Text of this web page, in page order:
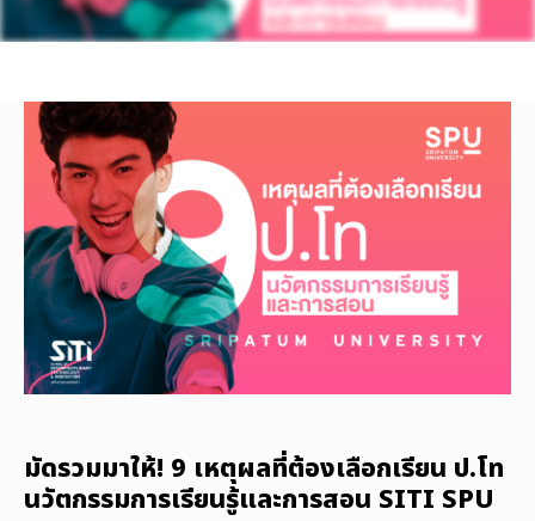
มัดรวมมาให้! 9 เหตุผลที่ต้องเลือกเรียน ป.โท
นวัตกรรมการเรียนรู้และการสอน SITI SPU